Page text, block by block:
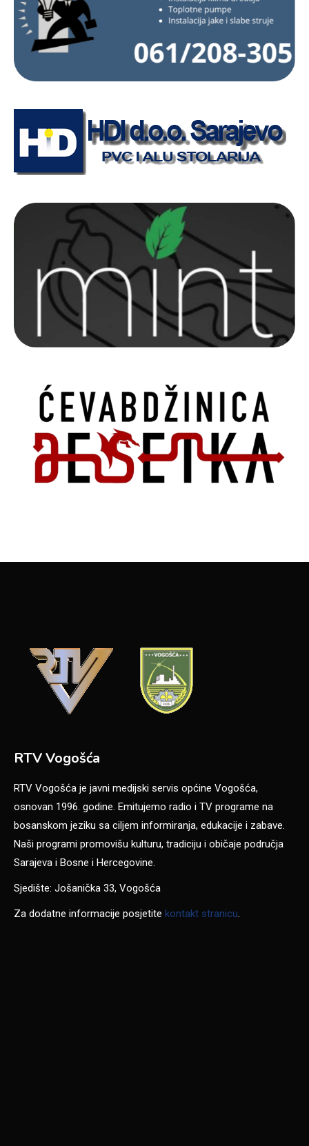
RTV Vogošća
RTV Vogošća je javni medijski servis općine Vogošća,
osnovan 1996. godine. Emitujemo radio i TV programe na
bosanskom jeziku sa ciljem informiranja, edukacije i zabave.
Naši programi promovišu kulturu, tradiciju i običaje područja
Sarajeva i Bosne i Hercegovine.
Sjedište: Jošanička 33, Vogošća
Za dodatne informacije posjetite kontakt stranicu.